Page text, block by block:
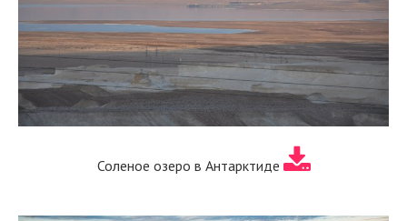
Соленое озеро в Антарктиде